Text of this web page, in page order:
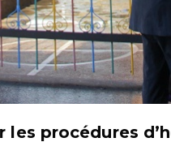
les procédures